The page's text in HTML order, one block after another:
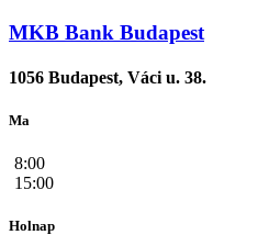
MKB Bank Budapest
1056 Budapest, Váci u. 38.
Ma
8:00
15:00
Holnap